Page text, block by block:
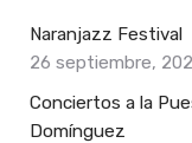
Naranjazz Festival
26 septiembre,
Conciertos a la
Domínguez